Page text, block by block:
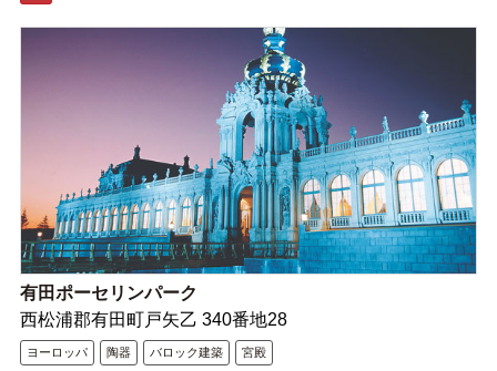
有田ポーセリンパーク
西松浦郡有田町戸矢乙 340番地28
ヨーロッパ 陶器 バロック建築 宮殿